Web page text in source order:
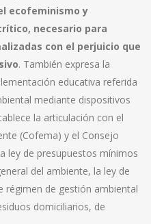
ecofeminismo y
necesario para
con el perjuicio que
. También expresa la
educativa referida
mediante dispositivos
la articulación con el
(Cofema) y el Consejo
ley de presupuestos mínimos
del ambiente, la ley de
régimen de gestión ambiental
domiciliarios, de